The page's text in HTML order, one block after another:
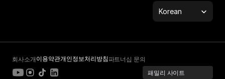
Select Language
Korean
회사소개이용약관개인정보처리방침파트너십 문의
패밀리 사이트